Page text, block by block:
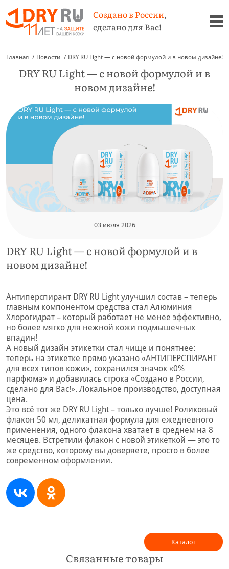
Создано в России,
сделано для Вас!
Главная Новости DRY RU Light — с новой формулой и в новом дизайне!
DRY RU Light — с новой формулой и в
новом дизайне!
03 июля 2026
DRY RU Light — с новой формулой и в
новом дизайне!
Антиперспирант DRY RU Light улучшил состав – теперь
главным компонентом средства стал Алюминия
Хлорогидрат – который работает не менее эффективно,
но более мягко для нежной кожи подмышечных
впадин!
А новый дизайн этикетки стал чище и понятнее:
теперь на этикетке прямо указано «АНТИПЕРСПИРАНТ
для всех типов кожи», сохранился значок «0%
парфюма» и добавилась строка «Создано в России,
сделано для Вас!». Локальное производство, доступная
цена.
Это всё тот же DRY RU Light – только лучше! Роликовый
флакон 50 мл, деликатная формула для ежедневного
применения, одного флакона хватает в среднем на 8
месяцев. Встретили флакон с новой этикеткой — это то
же средство, которому вы доверяете, просто в более
современном оформлении.
Связанные товары
Каталог